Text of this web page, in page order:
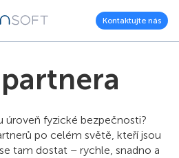
Kontaktujte nás
úroveň fyzické bezpečnosti?
po celém světě, kteří jsou
tam dostat – rychle, snadno a